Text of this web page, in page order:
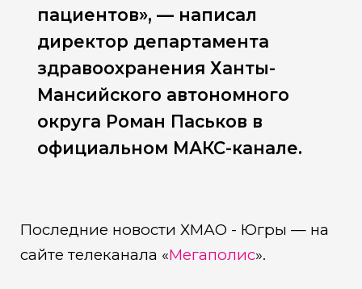
пациентов», — написал
директор департамента
здравоохранения Ханты-
Мансийского автономного
округа Роман Паськов в
официальном МАКС-канале.
Последние новости ХМАО - Югры — на
сайте телеканала «Мегаполис».